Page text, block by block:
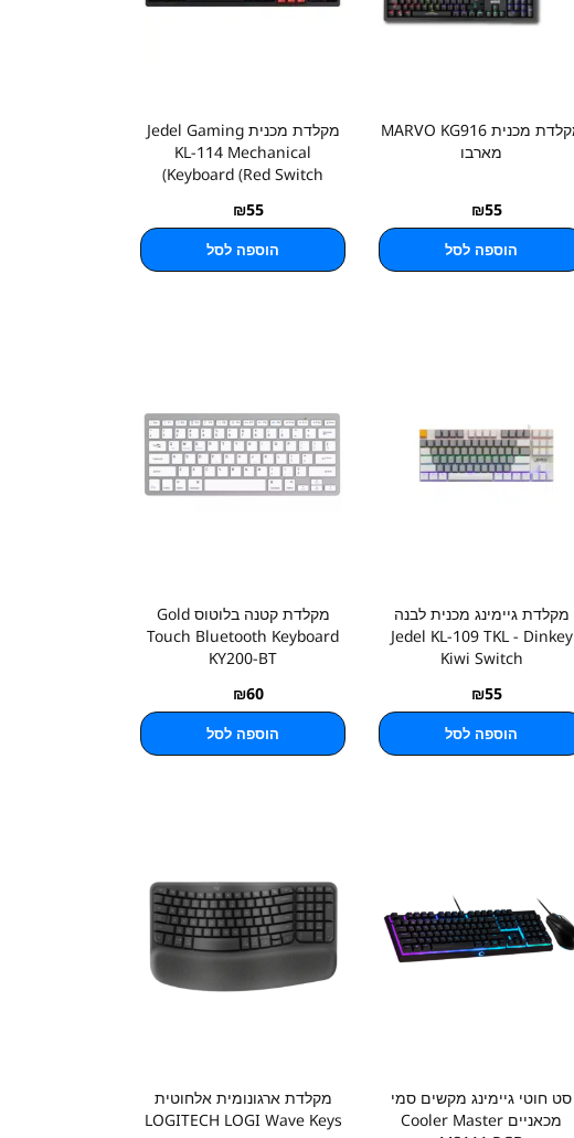
מקלדת מכנית MARVO KG916
מארבו
₪55
הוספה לסל
מקלדת מכנית Jedel Gaming
KL-114 Mechanical
Keyboard (Red Switch)
₪55
הוספה לסל
מקלדת גיימינג מכנית לבנה
Jedel KL-109 TKL - Dinkey
Kiwi Switch
₪55
הוספה לסל
מקלדת קטנה בלוטוס Gold
Touch Bluetooth Keyboard
KY200-BT
₪60
הוספה לסל
סט חוטי גיימינג מקשים סמי
מכאניים Cooler Master
מקלדת ארגונומית אלחוטית
LOGITECH LOGI Wave Keys